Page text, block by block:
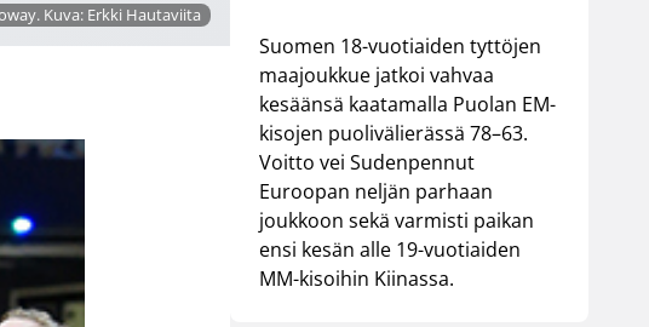
Kuva: Erkki Hautaviita
Suomen 18-vuotiaiden tyttöjen
maajoukkue jatkoi vahvaa
kesäänsä kaatamalla Puolan EM-
kisojen puolivälierässä 78–63.
Voitto vei Sudenpennut
Euroopan neljän parhaan
joukkoon sekä varmisti paikan
ensi kesän alle 19-vuotiaiden
MM-kisoihin Kiinassa.